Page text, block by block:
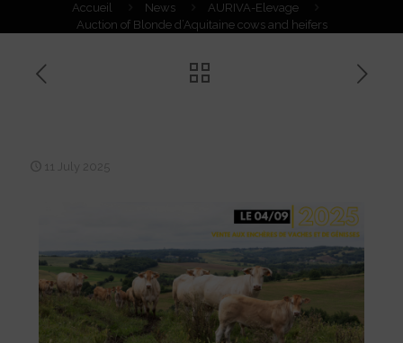
Accueil News
AURIVA-Elevage
Auction of Blonde d’Aquitaine cows and heifers
11 July 2025